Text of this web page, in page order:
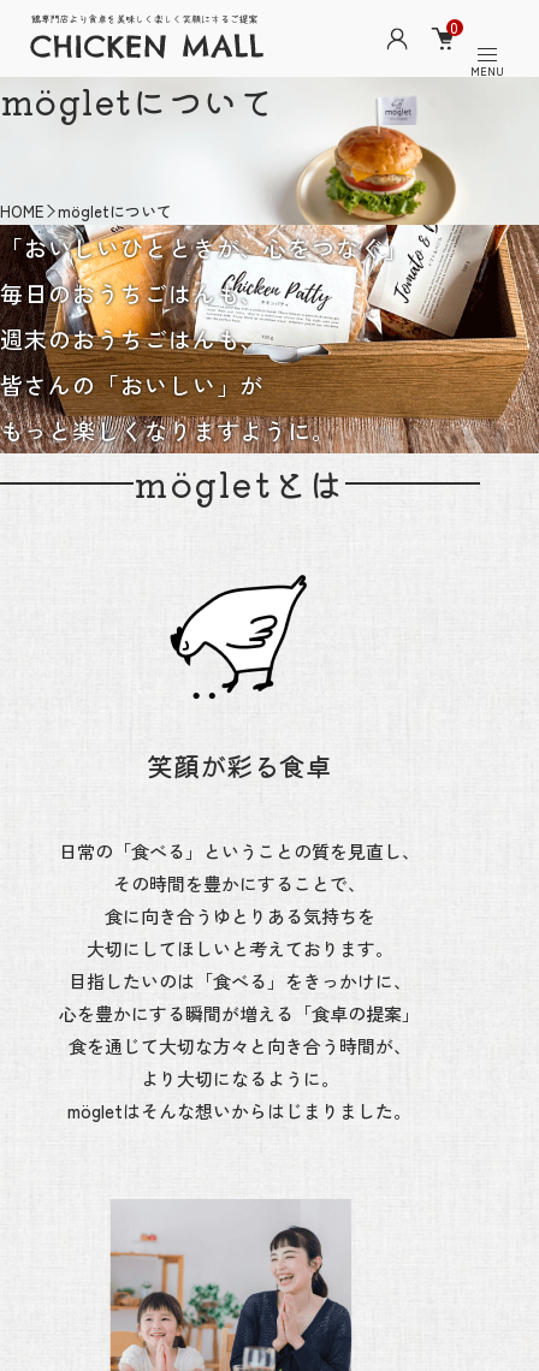
0
MENU
mögletについて
HOME mögletについて
「おいしいひとときが、心をつなぐ」
毎日のおうちごはんも、
週末のおうちごはんも、
皆さんの「おいしい」が
もっと楽しくなりますように。
mögletとは
笑顔が彩る食卓
日常の「食べる」ということの質を見直し、
その時間を豊かにすることで、
食に向き合うゆとりある気持ちを
大切にしてほしいと考えております。
目指したいのは「食べる」をきっかけに、
心を豊かにする瞬間が増える「食卓の提案」
食を通じて大切な方々と向き合う時間が、
より大切になるように。
mögletはそんな想いからはじまりました。